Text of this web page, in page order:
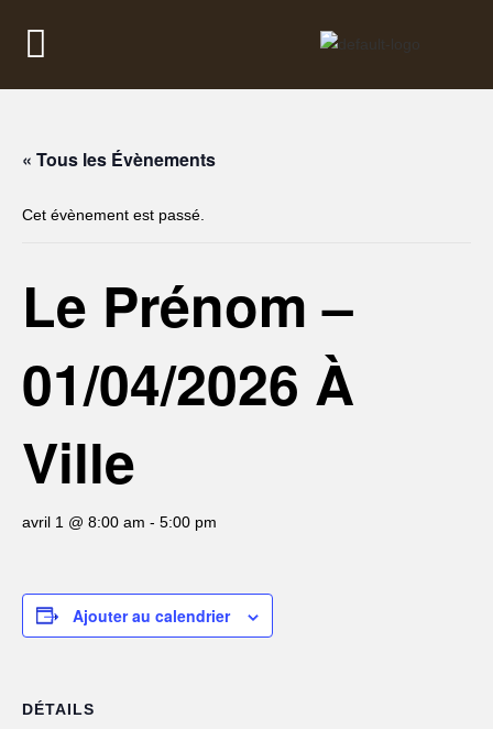
« Tous les Évènements
Cet évènement est passé.
Le Prénom –
01/04/2026 À
Ville
avril 1 @ 8:00 am - 5:00 pm
Ajouter au calendrier
DÉTAILS